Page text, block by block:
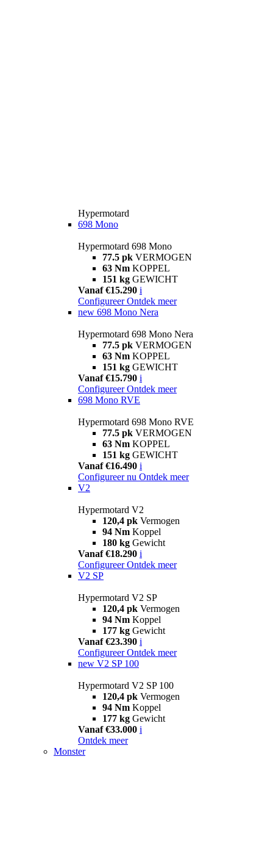
Hypermotard
698 Mono
Hypermotard 698 Mono
77.5 pk VERMOGEN
63 Nm KOPPEL
151 kg GEWICHT
Vanaf €15.290 i
Configureer Ontdek meer
new 698 Mono Nera
Hypermotard 698 Mono Nera
77.5 pk VERMOGEN
63 Nm KOPPEL
151 kg GEWICHT
Vanaf €15.790 i
Configureer Ontdek meer
698 Mono RVE
Hypermotard 698 Mono RVE
77.5 pk VERMOGEN
63 Nm KOPPEL
151 kg GEWICHT
Vanaf €16.490 i
Configureer nu Ontdek meer
V2
Hypermotard V2
120,4 pk Vermogen
94 Nm Koppel
180 kg Gewicht
Vanaf €18.290 i
Configureer Ontdek meer
V2 SP
Hypermotard V2 SP
120,4 pk Vermogen
94 Nm Koppel
177 kg Gewicht
Vanaf €23.390 i
Configureer Ontdek meer
new V2 SP 100
Hypermotard V2 SP 100
120,4 pk Vermogen
94 Nm Koppel
177 kg Gewicht
Vanaf €33.000 i
Ontdek meer
Monster